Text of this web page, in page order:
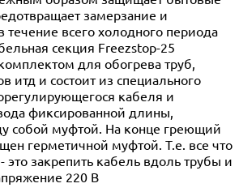
замерзание и
течение всего холодного периода
секция Freezstop-25
для обогрева труб,
итд и состоит из специального
кабеля и
фиксированной длины,
собой муфтой. На конце греющий
герметичной муфтой. Т.е. все что
это закрепить кабель вдоль трубы и
220 В